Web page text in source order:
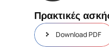
Πρακτικές
Download PDF